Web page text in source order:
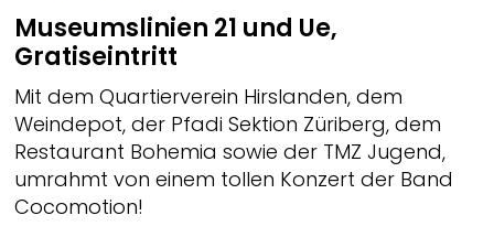
Museumslinien 21 und Ue,
Gratiseintritt
Mit dem Quartierverein Hirslanden, dem
Weindepot, der Pfadi Sektion Züriberg, dem
Restaurant Bohemia sowie der TMZ Jugend,
umrahmt von einem tollen Konzert der Band
Cocomotion!